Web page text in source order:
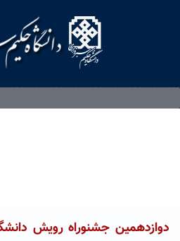
دوازدهمین جشنوراه رویش